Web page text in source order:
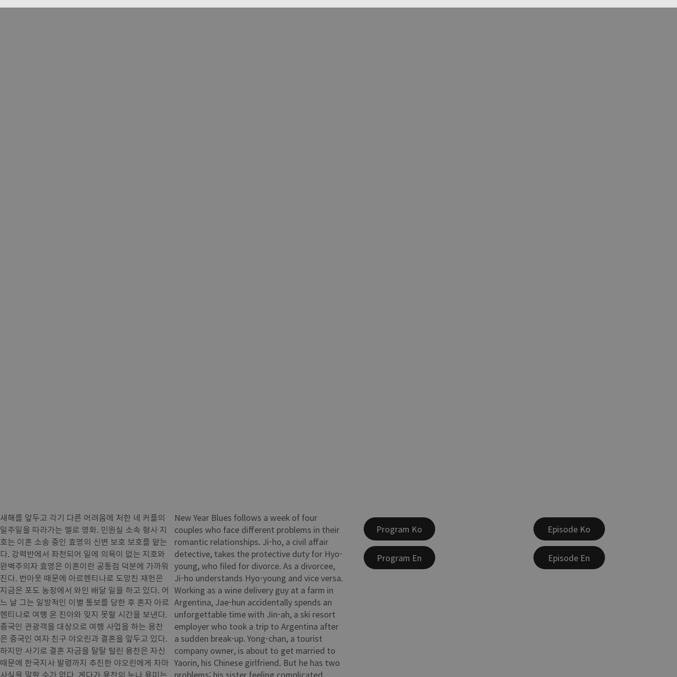
새해를 앞두고 각기 다른 어려움에 처한 네 커플의
일주일을 따라가는 멜로 영화. 민원실 소속 형사 지
호는 이혼 소송 중인 효영의 신변 보호 보호를 맡는
다. 강력반에서 좌천되어 일에 의욕이 없는 지호와
완벽주의자 효영은 이혼이란 공통점 덕분에 가까워
진다. 번아웃 때문에 아르헨티나로 도망친 재헌은
지금은 포도 농장에서 와인 배달 일을 하고 있다. 어
느 날 그는 일방적인 이별 통보를 당한 후 혼자 아르
헨티나로 여행 온 진아와 잊지 못할 시간을 보낸다.
중국인 관광객을 대상으로 여행 사업을 하는 용찬
은 중국인 여자 친구 야오린과 결혼을 앞두고 있다.
하지만 사기로 결혼 자금을 탈탈 털린 용찬은 자신
때문에 한국지사 발령까지 추진한 야오린에게 차마
사실을 말할 수가 없다. 게다가 용찬의 누나 용미는
New Year Blues follows a week of four
couples who face different problems in their
romantic relationships. Ji-ho, a civil affair
detective, takes the protective duty for Hyo-
young, who filed for divorce. As a divorcee,
Ji-ho understands Hyo-young and vice versa.
Working as a wine delivery guy at a farm in
Argentina, Jae-hun accidentally spends an
unforgettable time with Jin-ah, a ski resort
employer who took a trip to Argentina after
a sudden break-up. Yong-chan, a tourist
company owner, is about to get married to
Yaorin, his Chinese girlfriend. But he has two
problems: his sister feeling complicated
Program Ko
Program En
Episode Ko
Episode En